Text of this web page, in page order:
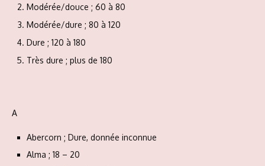
Modérée/douce ; 60 à 80
Modérée/dure ; 80 à 120
Dure ; 120 à 180
Très dure ; plus de 180
A
Abercorn ; Dure, donnée inconnue
Alma ; 18 – 20